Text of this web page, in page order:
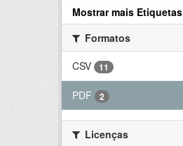
Mostrar mais Etiquetas
Formatos
CSV
11
PDF 2
Licenças